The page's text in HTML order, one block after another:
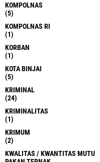
KOMPOLNAS
(5)
KOMPOLNAS RI
(1)
KORBAN
(1)
KOTA BINJAI
(5)
KRIMINAL
(24)
KRIMINALITAS
(1)
KRIMUM
(2)
KWALITAS / KWANTITAS MUTU